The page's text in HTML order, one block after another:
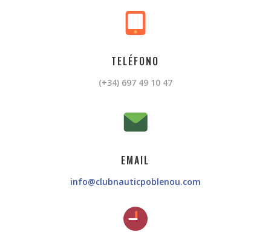
TELÉFONO
(+34) 697 49 10 47
EMAIL
info@clubnauticpoblenou.com